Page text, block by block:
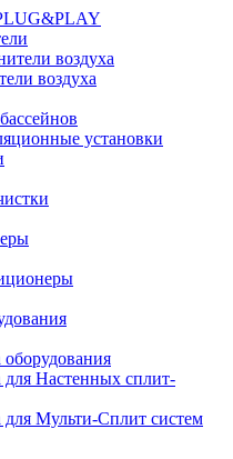
воздуха
воздуха
установки
Настенных сплит-
Мульти-Сплит систем